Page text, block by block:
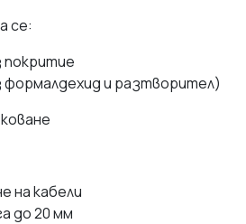
се:
покритие
формалдехид и разтворител)
на кабели
до 20 мм